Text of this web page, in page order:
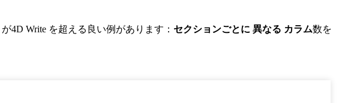
が4D Write を超える良い例があります： セクションごとに 異なる カラム数を